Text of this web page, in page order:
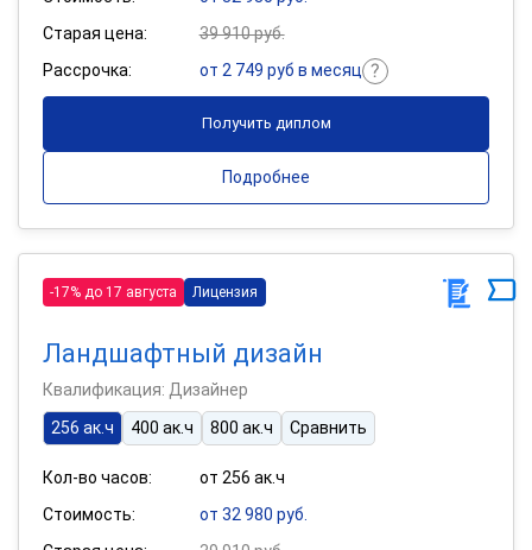
Старая цена:
39 910 руб.
Рассрочка:
от 2 749 руб в месяц
Получить диплом
Подробнее
-17% до 17 августа Лицензия
Ландшафтный дизайн
Квалификация: Дизайнер
256 ак.ч
400 ак.ч 800 ак.ч Сравнить
Кол-во часов:
от 256 ак.ч
Стоимость:
от 32 980 руб.